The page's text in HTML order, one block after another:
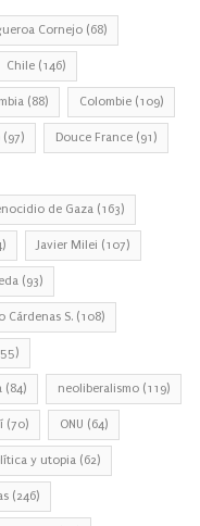
Cornejo (68)
Chile (146)
(88) Colombie (109)
(97) Douce France (91)
de Gaza (163)
Javier Milei (107)
(93)
Cárdenas S. (108)
(84) neoliberalismo (119)
(70) ONU (64)
y utopia (62)
(246)